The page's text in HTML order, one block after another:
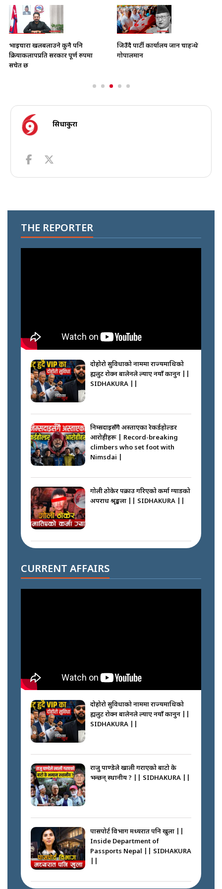
भाइचारा खलबलाउने कुनै पनि
क्रियाकलापप्रति सरकार पूर्ण रुपमा
सचेत छ
जिउँदै पार्टी कार्यालय जान चाहन्थे
गोपालमान
सिधाकुरा
THE REPORTER
दोहोरो सुविधाको नाममा राज्यमाथिको
ब्रह्मलुट रोक्न बालेनले ल्याए नयाँ कानुन ||
SIDHAKURA ||
निम्सदाइसँगै अस्ताएका रेकर्डहोल्डर
आरोहीहरू | Record-breaking
climbers who set foot with
Nimsdai |
गोली ठोकेर पक्राउ गरिएको कर्मा ग्याङको
अपराध श्रृङ्खला || SIDHAKURA ||
सल्किएको आगो निभाउनेहरू ||
SIDHAKURA || THE REPORTER
कप्तानगञ्जपछि मधेसमा के हुँदैछ ?
आगो निभाउने कि तेल थप्ने ? WHATS
HAPPENING IN MADHESH ? ||
भयो ? के के भयो ? || SUNSARI
CASE || SIDHAKURA || THE
REPORTER ||
प्रहरी ? Police repeatedly fail to
control crowds ?
SIDHAKURA || THE REPORTER
CURRENT AFFAIRS
दोहोरो सुविधाको नाममा राज्यमाथिको
ब्रह्मलुट रोक्न बालेनले ल्याए नयाँ कानुन ||
SIDHAKURA ||
राजु पाण्डेले खाली गराएको बाटो के
भन्छन् स्थानीय ? || SIDHAKURA ||
पासपोर्ट विभाग मध्यरात पनि खुला ||
Inside Department of
Passports Nepal || SIDHAKURA